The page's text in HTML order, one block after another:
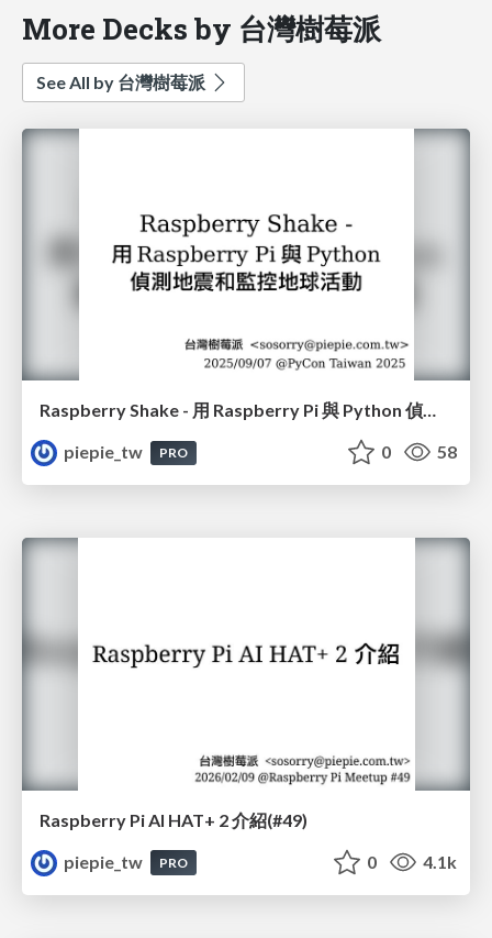
More Decks by 台灣樹莓派
See All by 台灣樹莓派
Raspberry Shake - 用 Raspberry Pi 與 Python 偵測地震和監控地球活動
piepie_tw
PRO 0 58
Raspberry Pi AI HAT+ 2 介紹(#49)
piepie_tw
PRO 0 4.1k